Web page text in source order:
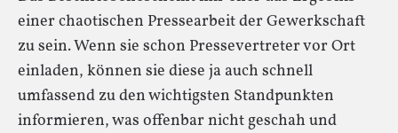
einer chaotischen Pressearbeit der Gewerkschaft
zu sein. Wenn sie schon Pressevertreter vor Ort
einladen, können sie diese ja auch schnell
umfassend zu den wichtigsten Standpunkten
informieren, was offenbar nicht geschah und